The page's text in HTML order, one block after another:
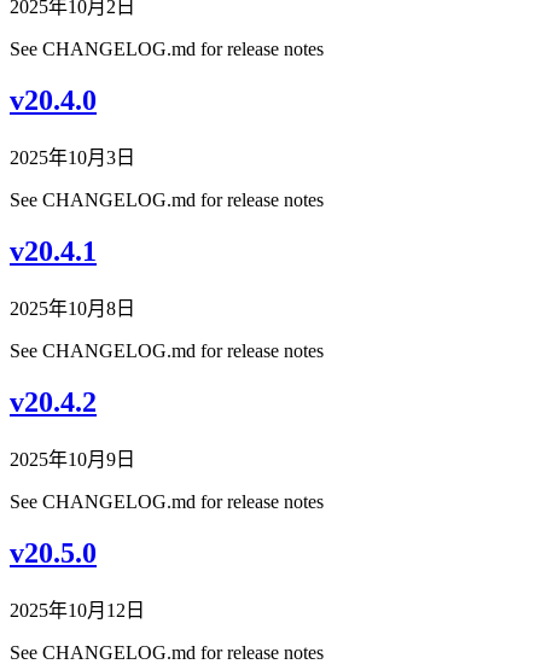
2025年10月2日
See CHANGELOG.md for release notes
v20.4.0
2025年10月3日
See CHANGELOG.md for release notes
v20.4.1
2025年10月8日
See CHANGELOG.md for release notes
v20.4.2
2025年10月9日
See CHANGELOG.md for release notes
v20.5.0
2025年10月12日
See CHANGELOG.md for release notes